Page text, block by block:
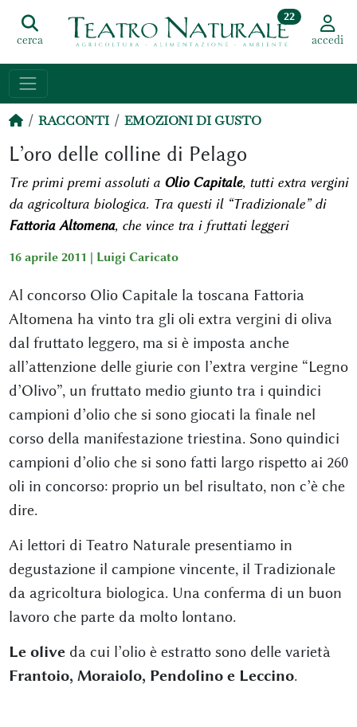
cerca
22
accedi
RACCONTI EMOZIONI DI GUSTO
L’oro delle colline di Pelago
Tre primi premi assoluti a Olio Capitale, tutti extra vergini
da agricoltura biologica. Tra questi il “Tradizionale” di
Fattoria Altomena, che vince tra i fruttati leggeri
16 aprile 2011 | Luigi Caricato
Al concorso Olio Capitale la toscana Fattoria
Altomena ha vinto tra gli oli extra vergini di oliva
dal fruttato leggero, ma si è imposta anche
all’attenzione delle giurie con l’extra vergine “Legno
d’Olivo”, un fruttato medio giunto tra i quindici
campioni d’olio che si sono giocati la finale nel
corso della manifestazione triestina. Sono quindici
campioni d’olio che si sono fatti largo rispetto ai 260
oli in concorso: proprio un bel risultato, non c’è che
dire.
Ai lettori di Teatro Naturale presentiamo in
degustazione il campione vincente, il Tradizionale
da agricoltura biologica. Una conferma di un buon
lavoro che parte da molto lontano.
Le oliveda cui l’olio è estratto sono delle varietà
Frantoio, Moraiolo, Pendolino e Leccino.